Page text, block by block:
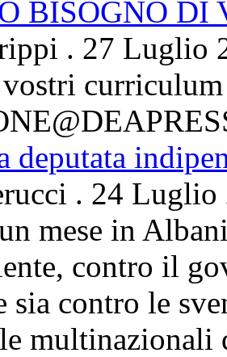
BISOGNO DI
. 27 Luglio
vostri
deputata
. 24 Luglio
mese in
contro il
sia contro le
multinazionali